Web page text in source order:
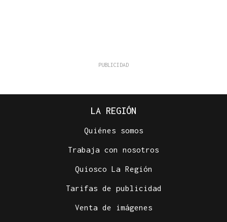
LA REGIÓN
Quiénes somos
Trabaja con nosotros
Quiosco La Región
Tarifas de publicidad
Venta de imágenes